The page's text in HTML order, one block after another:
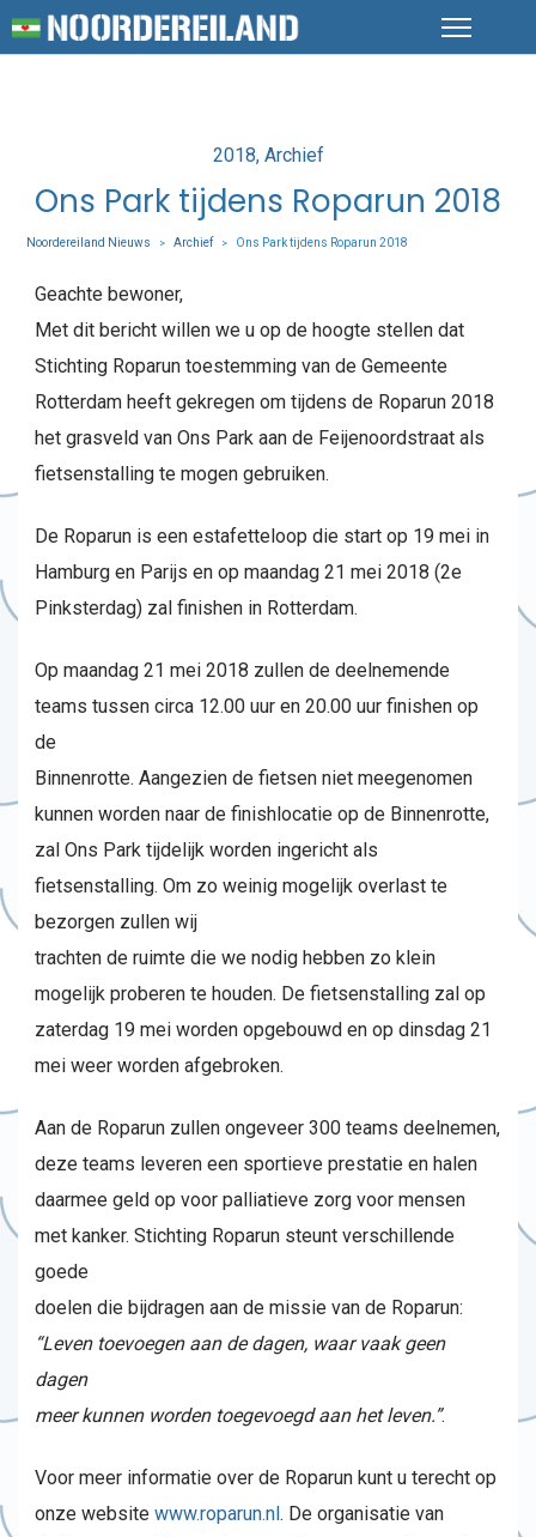
Posted
in
2018 Archief
Ons Park tijdens Roparun 2018
Noordereiland Nieuws > Archief > Ons Park tijdens Roparun 2018
Geachte bewoner,
Met dit bericht willen we u op de hoogte stellen dat
Stichting Roparun toestemming van de Gemeente
Rotterdam heeft gekregen om tijdens de Roparun 2018
het grasveld van Ons Park aan de Feijenoordstraat als
fietsenstalling te mogen gebruiken.
De Roparun is een estafetteloop die start op 19 mei in
Hamburg en Parijs en op maandag 21 mei 2018 (2e
Pinksterdag) zal finishen in Rotterdam.
Op maandag 21 mei 2018 zullen de deelnemende
teams tussen circa 12.00 uur en 20.00 uur finishen op
de
Binnenrotte. Aangezien de fietsen niet meegenomen
kunnen worden naar de finishlocatie op de Binnenrotte,
zal Ons Park tijdelijk worden ingericht als
fietsenstalling. Om zo weinig mogelijk overlast te
bezorgen zullen wij
trachten de ruimte die we nodig hebben zo klein
mogelijk proberen te houden. De fietsenstalling zal op
zaterdag 19 mei worden opgebouwd en op dinsdag 21
mei weer worden afgebroken.
Aan de Roparun zullen ongeveer 300 teams deelnemen,
deze teams leveren een sportieve prestatie en halen
daarmee geld op voor palliatieve zorg voor mensen
met kanker. Stichting Roparun steunt verschillende
goede
doelen die bijdragen aan de missie van de Roparun:
“Leven toevoegen aan de dagen, waar vaak geen
dagen
meer kunnen worden toegevoegd aan het leven.”.
Voor meer informatie over de Roparun kunt u terecht op
onze website www.roparun.nl. De organisatie van